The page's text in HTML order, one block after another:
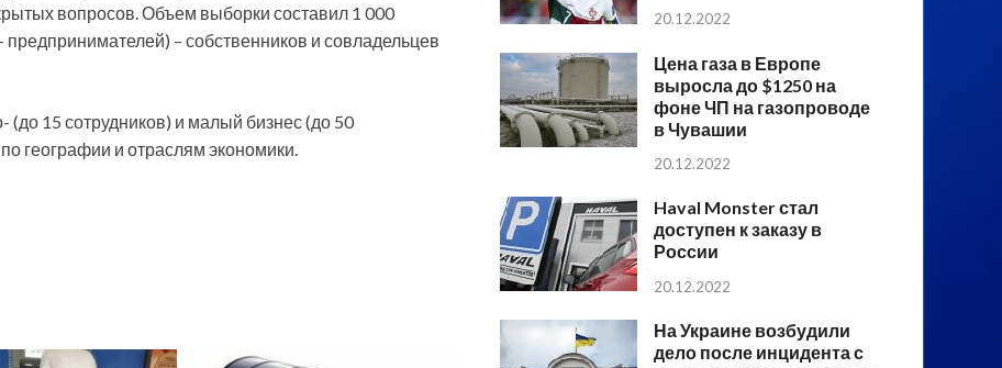
вопросов. Объем выборки составил 1 000
– собственников и совладельцев
(до 15 сотрудников) и малый бизнес (до 50
географии и отраслям экономики.
20.12.2022
Цена газа в Европе
выросла до $1250 на
фоне ЧП на газопроводе
в Чувашии
20.12.2022
Haval Monster стал
доступен к заказу в
России
20.12.2022
На Украине возбудили
дело после инцидента с